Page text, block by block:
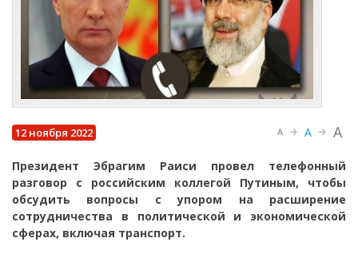
12 ноября 2022 A A A
Президент Эбрагим Раиси провел телефонный
разговор с российским коллегой Путиным, чтобы
обсудить вопросы с упором на расширение
сотрудничества в политической и экономической
сферах, включая транспорт.